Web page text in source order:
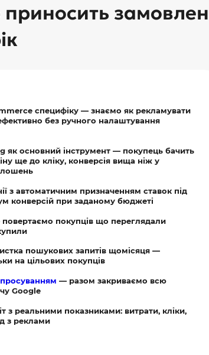
специфіку — знаємо як рекламувати
без ручного налаштування
як основний інструмент — покупець бачить
ще до кліку, конверсія вища ніж у
з автоматичним призначенням ставок під
конверсій при заданому бюджеті
покупців що переглядали
пошукових запитів щомісяця —
на цільових покупців
просуванням — разом закриваємо всю
Google
з реальними показниками: витрати, кліки,
з реклами